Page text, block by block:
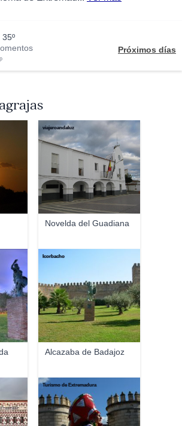
35º
Próximos días
Novelda del Guadiana
viajeroandaluz
Alcazaba de Badajoz
Icorbacho
Turismo de Extremadura